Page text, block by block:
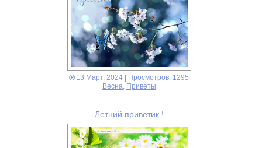
13 Март, 2024 | Просмотров: 1295
Весна Приветы
Летний приветик !